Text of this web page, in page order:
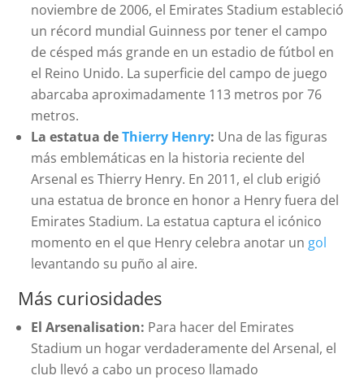
noviembre de 2006, el Emirates Stadium estableció
un récord mundial Guinness por tener el campo
de césped más grande en un estadio de fútbol en
el Reino Unido. La superficie del campo de juego
abarcaba aproximadamente 113 metros por 76
metros.
La estatua deThierry Henry: Una de las figuras
más emblemáticas en la historia reciente del
Arsenal es Thierry Henry. En 2011, el club erigió
una estatua de bronce en honor a Henry fuera del
Emirates Stadium. La estatua captura el icónico
momento en el que Henry celebra anotar ungol
levantando su puño al aire.
Más curiosidades
El Arsenalisation: Para hacer del Emirates
Stadium un hogar verdaderamente del Arsenal, el
club llevó a cabo un proceso llamado